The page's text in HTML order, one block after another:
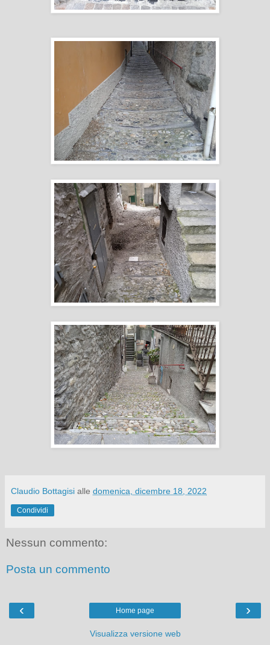
Claudio Bottagisi alle domenica, dicembre 18, 2022
Condividi
Nessun commento:
Posta un commento
‹ ›
Home page
Visualizza versione web